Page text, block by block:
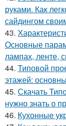
руками. Как
сайдингом
43.
Основные
лампах, ленте,
44. Типовой
этажей:
45. Скачать
нужно знать о
46. Кухонные